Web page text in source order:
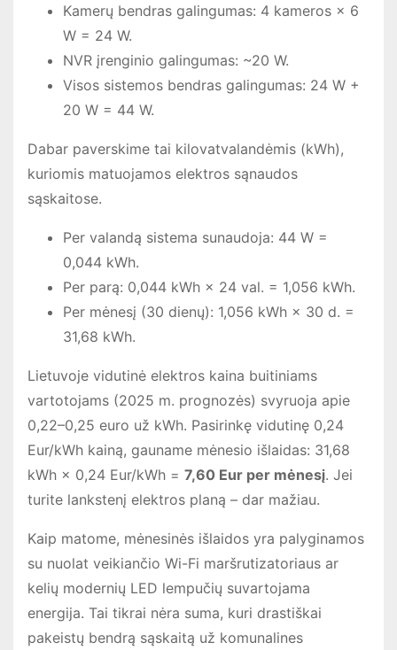
Kamerų bendras galingumas: 4 kameros × 6
W = 24 W.
NVR įrenginio galingumas: ~20 W.
Visos sistemos bendras galingumas: 24 W +
20 W = 44 W.
Dabar paverskime tai kilovatvalandėmis (kWh),
kuriomis matuojamos elektros sąnaudos
sąskaitose.
Per valandą sistema sunaudoja: 44 W =
0,044 kWh.
Per parą: 0,044 kWh × 24 val. = 1,056 kWh.
Per mėnesį (30 dienų): 1,056 kWh × 30 d. =
31,68 kWh.
Lietuvoje vidutinė elektros kaina buitiniams
vartotojams (2025 m. prognozės) svyruoja apie
0,22–0,25 euro už kWh. Pasirinkę vidutinę 0,24
Eur/kWh kainą, gauname mėnesio išlaidas: 31,68
kWh × 0,24 Eur/kWh = 7,60 Eur per mėnesį. Jei
turite lankstenį elektros planą – dar mažiau.
Kaip matome, mėnesinės išlaidos yra palyginamos
su nuolat veikiančio Wi-Fi maršrutizatoriaus ar
kelių modernių LED lempučių suvartojama
energija. Tai tikrai nėra suma, kuri drastiškai
pakeistų bendrą sąskaitą už komunalines